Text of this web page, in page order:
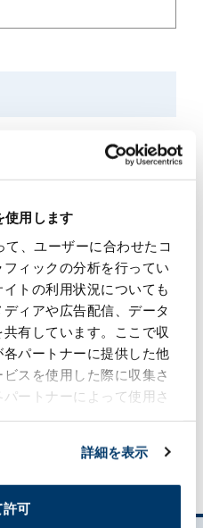
使用します
、ユーザーに合わせたコ
ィックの分析を行ってい
トの利用状況についても
ィアや広告配信、データ
有しています。ここで収
パートナーに提供した他
スを使用した際に収集さ
ートナーによって使用さ
詳細を表示
許可
business